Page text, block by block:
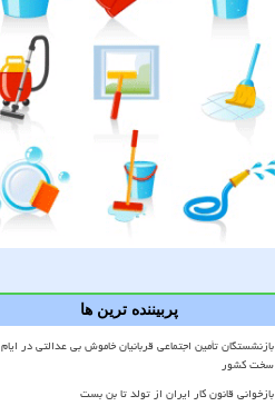
پربیننده ترین ها
بازنشستگان تأمین اجتماعی قربانیان خاموش بی عدالتی در ایام
سخت کشور
بازخوانی قانون کار ایران از تولد تا بن بست